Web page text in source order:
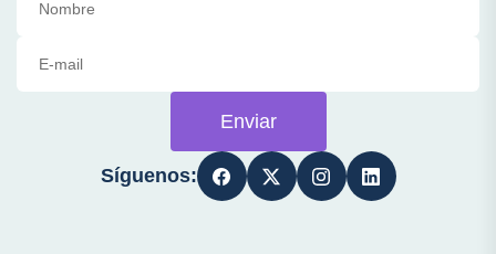
Enviar
Síguenos: